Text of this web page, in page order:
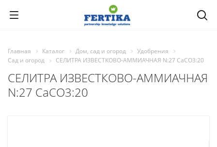
Главная Каталог Дом, сад и огород
Удобрения
Сад и огород
СЕЛИТРА ИЗВЕСТКОВО-АММИАЧНАЯ N:27 CaCO3:20
СЕЛИТРА ИЗВЕСТКОВО-АММИАЧНАЯ
N:27 CaCO3:20